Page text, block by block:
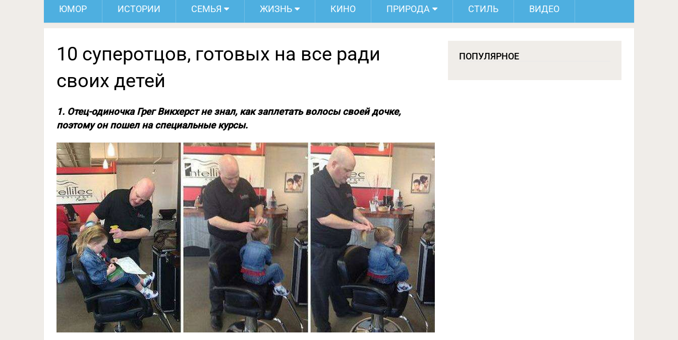
ЮМОР ИСТОРИИ СЕМЬЯ ЖИЗНЬ КИНО ПРИРОДА СТИЛЬ ВИДЕО
10 суперотцов, готовых на все ради
своих детей
1. Отец-одиночка Грег Викхерст не знал, как заплетать волосы своей дочке,
поэтому он пошел на специальные курсы.
ПОПУЛЯРНОЕ